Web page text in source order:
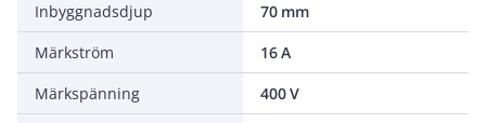
Inbyggnadsdjup
70 mm
Märkström
16 A
Märkspänning
400 V